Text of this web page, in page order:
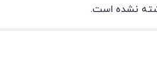
نشده است.